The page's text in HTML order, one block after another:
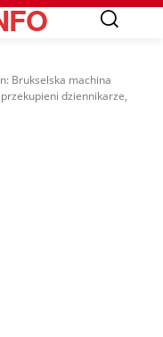
Brukselska machina
dziennikarze,